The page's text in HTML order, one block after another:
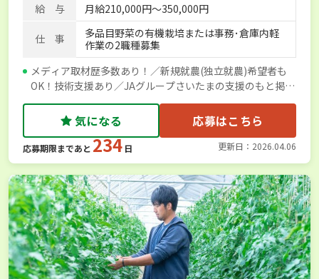
給 与
月給210,000円～350,000円
仕 事
多品目野菜の有機栽培または事務･倉庫内軽
作業の2職種募集
メディア取材歴多数あり！／新規就農(独立就農)希望者も
OK！技術支援あり／JAグループさいたまの支援のもと掲載
しています
気になる 応募はこちら
応募期限まであと 234 日 更新日：2026.04.06